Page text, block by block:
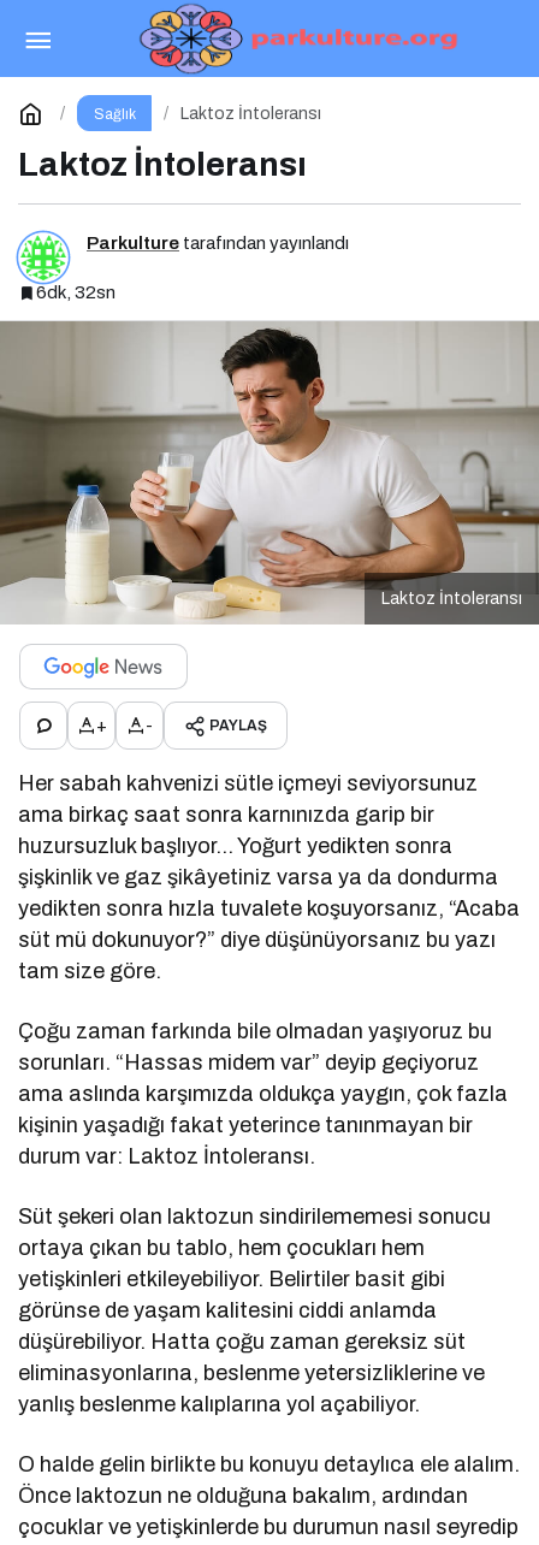
Sağlık Laktoz İntoleransı
Laktoz İntoleransı
Parkulture tarafından yayınlandı
6dk, 32sn
Laktoz İntoleransı
+ - PAYLAŞ
Her sabah kahvenizi sütle içmeyi seviyorsunuz
ama birkaç saat sonra karnınızda garip bir
huzursuzluk başlıyor… Yoğurt yedikten sonra
şişkinlik ve gaz şikâyetiniz varsa ya da dondurma
yedikten sonra hızla tuvalete koşuyorsanız, “Acaba
süt mü dokunuyor?” diye düşünüyorsanız bu yazı
tam size göre.
Çoğu zaman farkında bile olmadan yaşıyoruz bu
sorunları. “Hassas midem var” deyip geçiyoruz
ama aslında karşımızda oldukça yaygın, çok fazla
kişinin yaşadığı fakat yeterince tanınmayan bir
durum var: Laktoz İntoleransı.
Süt şekeri olan laktozun sindirilememesi sonucu
ortaya çıkan bu tablo, hem çocukları hem
yetişkinleri etkileyebiliyor. Belirtiler basit gibi
görünse de yaşam kalitesini ciddi anlamda
düşürebiliyor. Hatta çoğu zaman gereksiz süt
eliminasyonlarına, beslenme yetersizliklerine ve
yanlış beslenme kalıplarına yol açabiliyor.
O halde gelin birlikte bu konuyu detaylıca ele alalım.
Önce laktozun ne olduğuna bakalım, ardından
çocuklar ve yetişkinlerde bu durumun nasıl seyredip
Bağırsaklarınız Sinyal Veriyorsa Ama Çölyak
Değilseniz
Yorum Yap